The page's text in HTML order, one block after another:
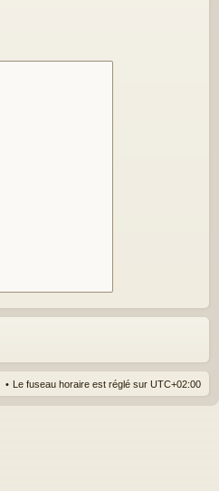
Le fuseau horaire est réglé sur UTC+02:00